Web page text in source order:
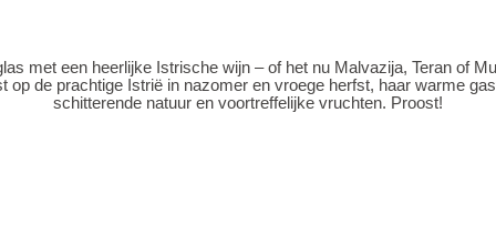
met een heerlijke Istrische wijn – of het nu Malvazija, Teran of
op de prachtige Istrië in nazomer en vroege herfst, haar warme
schitterende natuur en voortreffelijke vruchten. Proost!